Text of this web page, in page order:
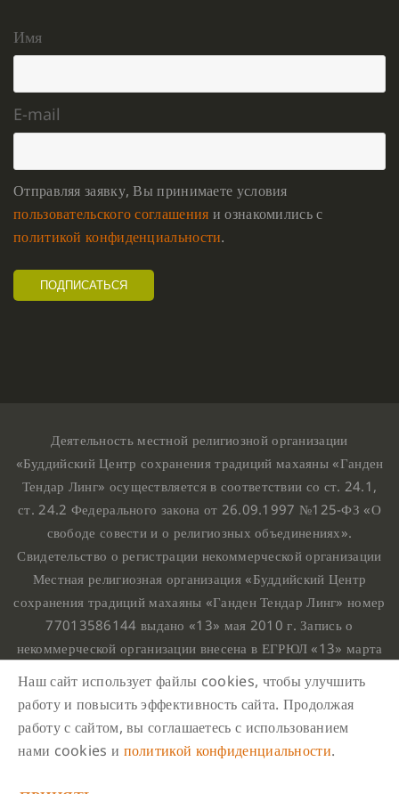
Имя
E-mail
Отправляя заявку, Вы принимаете условия
пользовательского соглашения и ознакомились с
политикой конфиденциальности.
Деятельность местной религиозной организации
«Буддийский Центр сохранения традиций махаяны «Ганден
Тендар Линг» осуществляется в соответствии со ст. 24.1,
ст. 24.2 Федерального закона от 26.09.1997 №125-ФЗ «О
свободе совести и о религиозных объединениях».
Свидетельство о регистрации некоммерческой организации
Местная религиозная организация «Буддийский Центр
сохранения традиций махаяны «Ганден Тендар Линг» номер
77013586144 выдано «13» мая 2010 г. Запись о
некоммерческой организации внесена в ЕГРЮЛ «13» марта
номером 1107799015708.
Ганден Тендар Линг © 2020 Все права защищены
Наш адрес : г. Москва, Нахимовский проспект, 32. Этаж
10, каб.1023,
Наш сайт использует файлы cookies, чтобы улучшить
работу и повысить эффективность сайта. Продолжая
работу с сайтом, вы соглашаетесь с использованием
нами cookies и политикой конфиденциальности.